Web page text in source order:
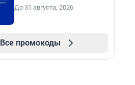
До 31 августа, 2026
Все промокоды